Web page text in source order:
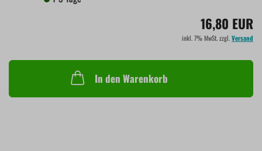
16,80 EUR
inkl. 7% MwSt. zzgl.Versand
In den Warenkorb